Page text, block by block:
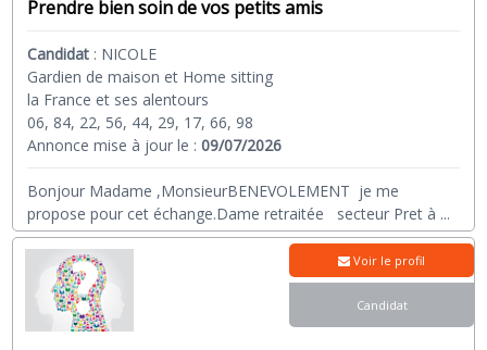
Prendre bien soin de vos petits amis
Candidat : NICOLE
Gardien de maison et Home sitting
la France et ses alentours
06, 84, 22, 56, 44, 29, 17, 66, 98
Annonce mise à jour le :09/07/2026
Bonjour Madame ,MonsieurBENEVOLEMENT je me
propose pour cet échange.Dame retraitée secteur Pret à ...
Voir le profil
Candidat